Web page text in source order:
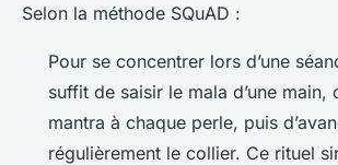
Selon la méthode SQuAD :
Pour se concentrer lors d’une
suffit de saisir le mala d’une main,
mantra à chaque perle, puis
régulièrement le collier. Ce rituel